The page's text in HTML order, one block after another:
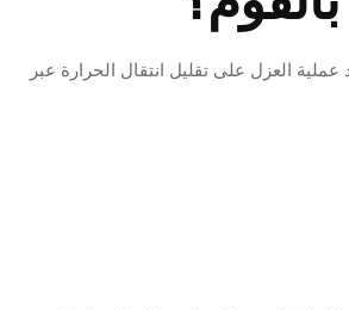
عملية العزل على تقليل انتقال الحرارة عبر